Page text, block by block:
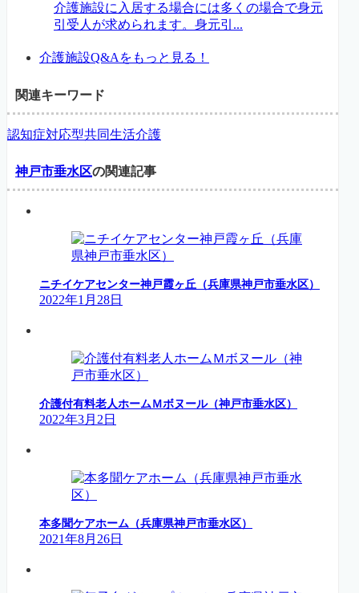
介護施設に入居する場合には多くの場合で身元
引受人が求められます。身元引...
介護施設Q&Aをもっと見る！
関連キーワード
認知症対応型共同生活介護
神戸市垂水区の関連記事
ニチイケアセンター神戸霞ヶ丘（兵庫県神戸市垂水区）
2022年1月28日
介護付有料老人ホームＭボヌール（神戸市垂水区）
2022年3月2日
本多聞ケアホーム（兵庫県神戸市垂水区）
2021年8月26日